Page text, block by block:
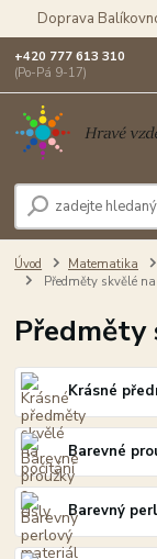
Doprava
+420 777 613 310
(Po-Pá 9-17)
Úvod Matematika
Předměty skvělé
Krásné
Barevné
Barevný